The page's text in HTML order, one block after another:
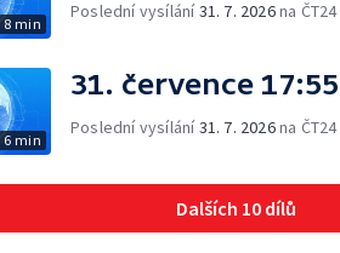
8 min
Poslední vysílání31. 7. 2026na ČT24
6 min
31. července 17:55
Poslední vysílání31. 7. 2026na ČT24
Dalších 10 dílů